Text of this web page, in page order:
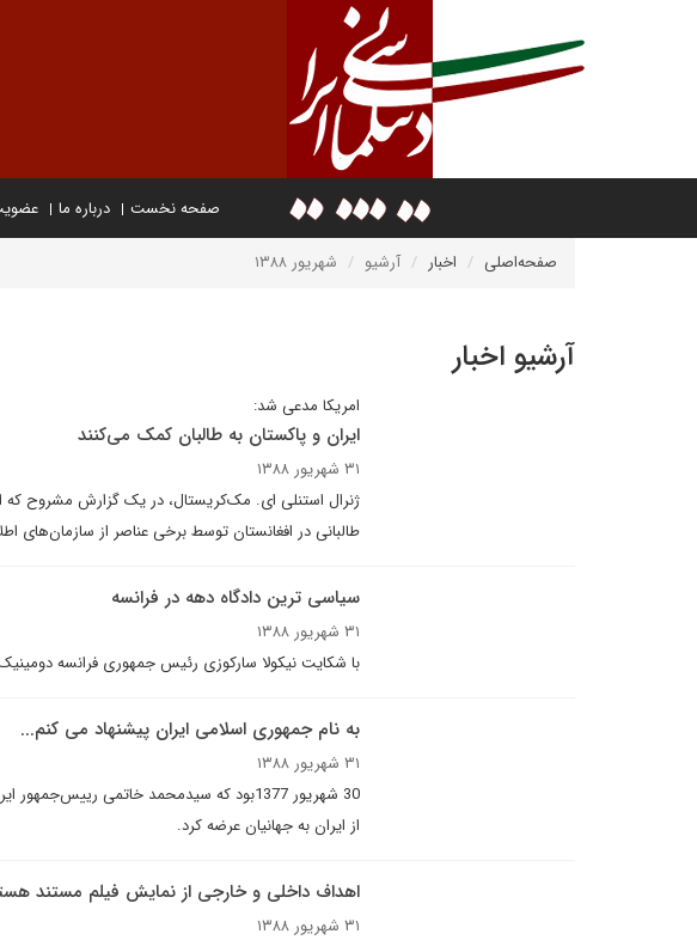
صفحه نخست درباره ما
صفحه‌اصلی اخبار آرشیو شهریور ۱۳۸۸
آرشیو اخبار
امریکا مدعی شد:
ایران و پاکستان به طالبان کمک می‌کنند
۳۱ شهریور ۱۳۸۸
ژنرال استنلی ای. مک‌کریستال، در یک گزارش مشروح که
طالبانی در افغانستان توسط برخی عناصر از سازمان‌های
سیاسی ترین دادگاه دهه در فرانسه
۳۱ شهریور ۱۳۸۸
با شکایت نیکولا سارکوزی رئیس جمهوری فرانسه
به نام جمهوری اسلامى ایران پیشنهاد مى کنم...
۳۱ شهریور ۱۳۸۸
30 شهریور 1377بود که سیدمحمد خاتمی
از ایران به جهانیان عرضه کرد.
اهداف داخلی و خارجی از نمایش فیلم مستند
۳۱ شهریور ۱۳۸۸